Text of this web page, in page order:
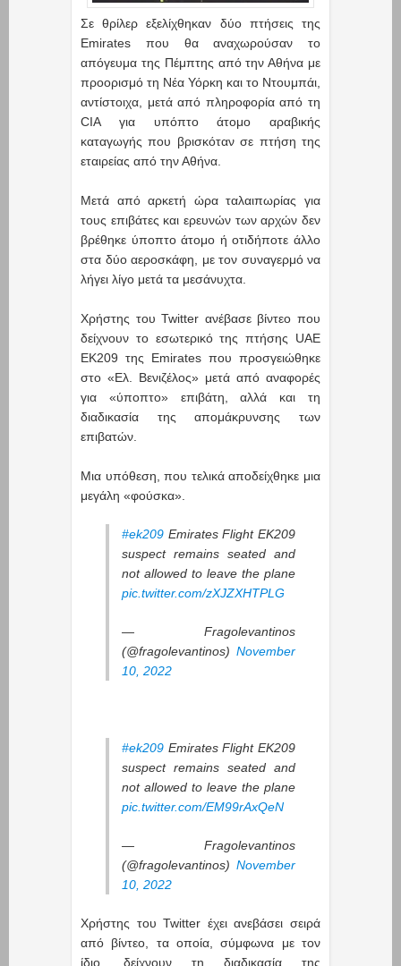
Σε θρίλερ εξελίχθηκαν δύο πτήσεις της
Emirates που θα αναχωρούσαν το
απόγευμα της Πέμπτης από την Αθήνα με
προορισμό τη Νέα Υόρκη και το Ντουμπάι,
αντίστοιχα, μετά από πληροφορία από τη
CIA για υπόπτο άτομο αραβικής
καταγωγής που βρισκόταν σε πτήση της
εταιρείας από την Αθήνα.
Μετά από αρκετή ώρα ταλαιπωρίας για
τους επιβάτες και ερευνών των αρχών δεν
βρέθηκε ύποπτο άτομο ή οτιδήποτε άλλο
στα δύο αεροσκάφη, με τον συναγερμό να
λήγει λίγο μετά τα μεσάνυχτα.
Χρήστης του Twitter ανέβασε βίντεο που
δείχνουν το εσωτερικό της πτήσης UAE
ΕΚ209 της Emirates που προσγειώθηκε
στο «Ελ. Βενιζέλος» μετά από αναφορές
για «ύποπτο» επιβάτη, αλλά και τη
διαδικασία της απομάκρυνσης των
επιβατών.
Μια υπόθεση, που τελικά αποδείχθηκε μια
μεγάλη «φούσκα».
#ek209 Emirates Flight EK209
suspect remains seated and
not allowed to leave the plane
pic.twitter.com/zXJZXHTPLG
— Fragolevantinos
(@fragolevantinos) November
10, 2022
#ek209 Emirates Flight EK209
suspect remains seated and
not allowed to leave the plane
pic.twitter.com/EM99rAxQeN
— Fragolevantinos
(@fragolevantinos) November
10, 2022
Χρήστης του Twitter έχει ανεβάσει σειρά
από βίντεο, τα οποία, σύμφωνα με τον
ίδιο, δείχνουν τη διαδικασία της